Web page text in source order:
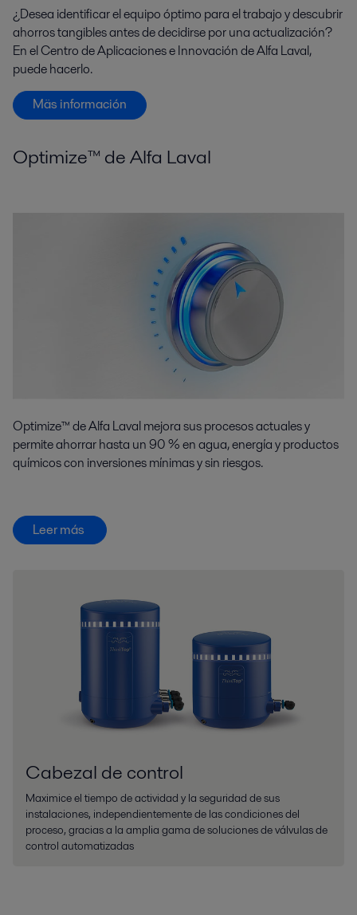
¿Desea identificar el equipo óptimo para el trabajo y descubrir
ahorros tangibles antes de decidirse por una actualización?
En el Centro de Aplicaciones e Innovación de Alfa Laval,
puede hacerlo.
Mäs información
Optimize™ de Alfa Laval
Optimize™ de Alfa Laval mejora sus procesos actuales y
permite ahorrar hasta un 90 % en agua, energía y productos
químicos con inversiones mínimas y sin riesgos.
Leer más
Cabezal de control
Maximice el tiempo de actividad y la seguridad de sus
instalaciones, independientemente de las condiciones del
proceso, gracias a la amplia gama de soluciones de válvulas de
control automatizadas